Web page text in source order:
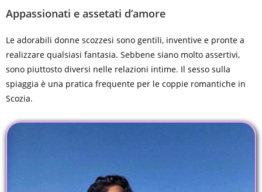
Appassionati e assetati d’amore
Le adorabili donne scozzesi sono gentili, inventive e pronte a
realizzare qualsiasi fantasia. Sebbene siano molto assertivi,
sono piuttosto diversi nelle relazioni intime. Il sesso sulla
spiaggia è una pratica frequente per le coppie romantiche in
Scozia.